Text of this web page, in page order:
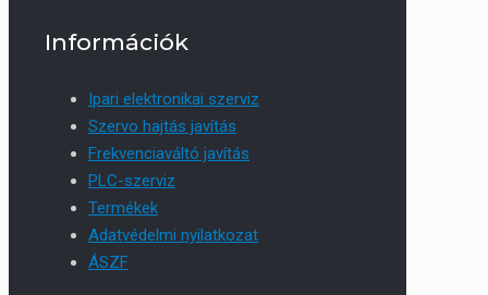
Információk
Ipari elektronikai szerviz
Szervo hajtás javítás
Frekvenciaváltó javítás
PLC-szerviz
Termékek
Adatvédelmi nyilatkozat
ÁSZF